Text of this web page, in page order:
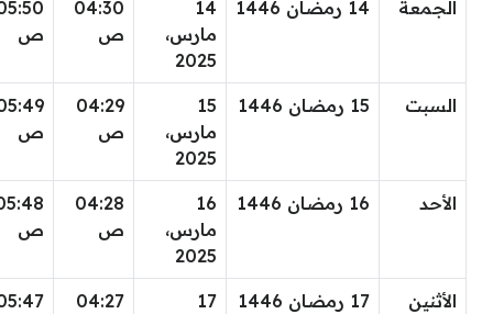
الجمعة 14 رمضان 1446
14
مارس،
2025
04:30
ص
ص
السبت 15 رمضان 1446
15
مارس،
2025
04:29
ص
ص
الأحد 16 رمضان 1446
16
مارس،
2025
04:28
ص
ص
الأثنين 17 رمضان 1446
17
04:27